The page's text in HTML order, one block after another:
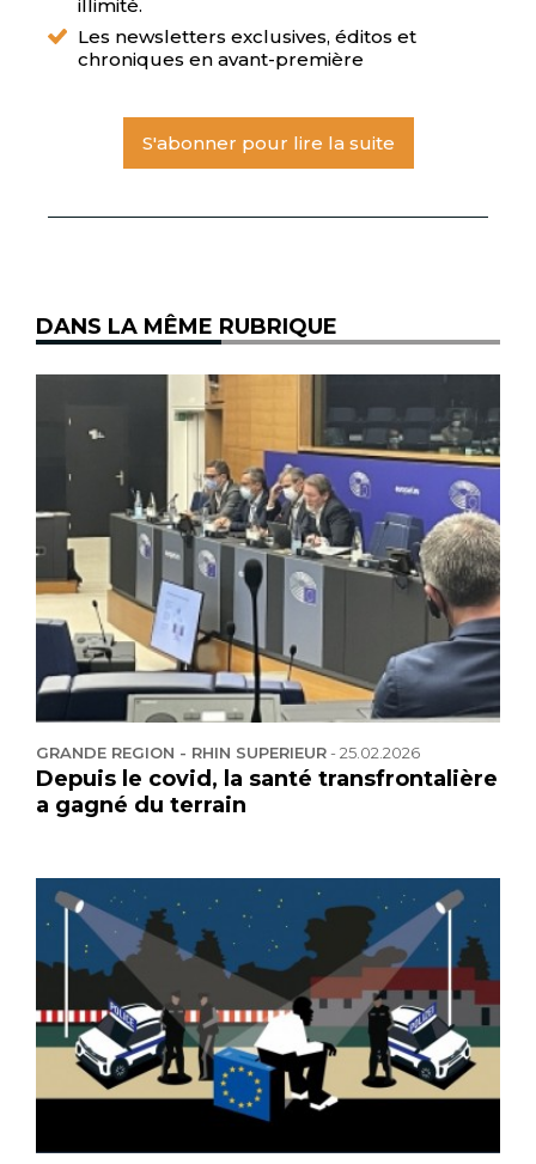
illimité.
Les newsletters exclusives, éditos et
chroniques en avant-première
S'abonner pour lire la suite
DANS LA MÊME RUBRIQUE
GRANDE REGION - RHIN SUPERIEUR-25.02.2026
Depuis le covid, la santé transfrontalière
a gagné du terrain